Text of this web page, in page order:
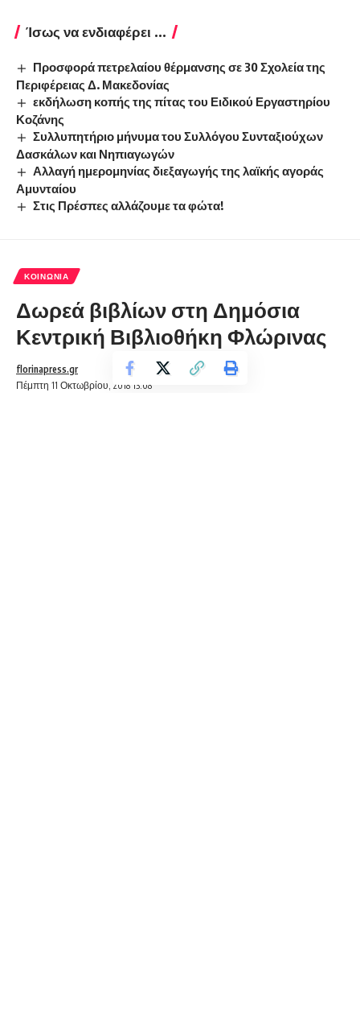
Ίσως να ενδιαφέρει ...
Προσφορά πετρελαίου θέρμανσης σε 30 Σχολεία της
Περιφέρειας Δ. Μακεδονίας
εκδήλωση κοπής της πίτας του Ειδικού Εργαστηρίου
Κοζάνης
Συλλυπητήριο μήνυμα του Συλλόγου Συνταξιούχων
Δασκάλων και Νηπιαγωγών
Αλλαγή ημερομηνίας διεξαγωγής της λαϊκής αγοράς
Αμυνταίου
Στις Πρέσπες αλλάζουμε τα φώτα!
ΚΟΙΝΩΝΊΑ
Δωρεά βιβλίων στη Δημόσια
Κεντρική Βιβλιοθήκη Φλώρινας
Πέμπτη 11 Οκτωβρίου, 2018 13:08
florinapress.gr